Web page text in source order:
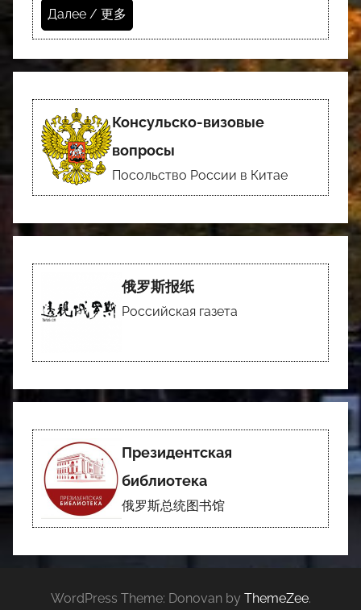
Далее / 更多
Консульско-визовые
вопросы
Посольство России в Китае
俄罗斯报纸
Российская газета
Президентская
библиотека
俄罗斯总统图书馆
WordPress Theme: Donovan by ThemeZee.